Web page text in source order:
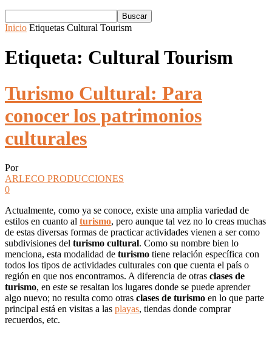
Inicio Etiquetas Cultural Tourism
Etiqueta: Cultural Tourism
Turismo Cultural: Para
conocer los patrimonios
culturales
Por
ARLECO PRODUCCIONES
0
Actualmente, como ya se conoce, existe una amplia variedad de
estilos en cuanto al turismo, pero aunque tal vez no lo creas muchas
de estas diversas formas de practicar actividades vienen a ser como
subdivisiones del turismo cultural. Como su nombre bien lo
menciona, esta modalidad de turismo tiene relación específica con
todos los tipos de actividades culturales con que cuenta el país o
región en que nos encontramos. A diferencia de otras clases de
turismo, en este se resaltan los lugares donde se puede aprender
algo nuevo; no resulta como otras clases de turismo en lo que parte
principal está en visitas a las playas, tiendas donde comprar
recuerdos, etc.